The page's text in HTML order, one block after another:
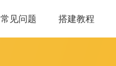
常见问题 搭建教程